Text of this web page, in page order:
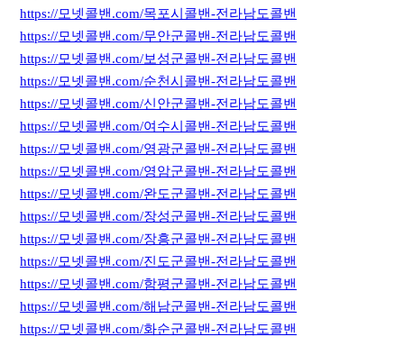
https://모넷콜밴.com/목포시콜밴-전라남도콜밴
https://모넷콜밴.com/무안군콜밴-전라남도콜밴
https://모넷콜밴.com/보성군콜밴-전라남도콜밴
https://모넷콜밴.com/순천시콜밴-전라남도콜밴
https://모넷콜밴.com/신안군콜밴-전라남도콜밴
https://모넷콜밴.com/여수시콜밴-전라남도콜밴
https://모넷콜밴.com/영광군콜밴-전라남도콜밴
https://모넷콜밴.com/영암군콜밴-전라남도콜밴
https://모넷콜밴.com/완도군콜밴-전라남도콜밴
https://모넷콜밴.com/장성군콜밴-전라남도콜밴
https://모넷콜밴.com/장흥군콜밴-전라남도콜밴
https://모넷콜밴.com/진도군콜밴-전라남도콜밴
https://모넷콜밴.com/함평군콜밴-전라남도콜밴
https://모넷콜밴.com/해남군콜밴-전라남도콜밴
https://모넷콜밴.com/화순군콜밴-전라남도콜밴